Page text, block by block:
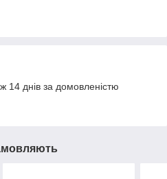
14 днів за домовленістю